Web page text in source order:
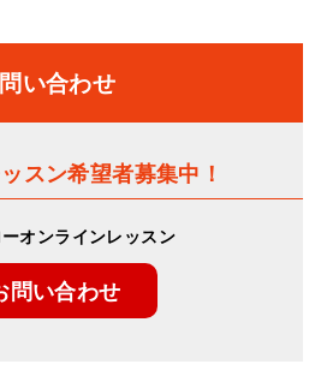
い合わせ
スン希望者募集中！
オンラインレッスン
問い合わせ